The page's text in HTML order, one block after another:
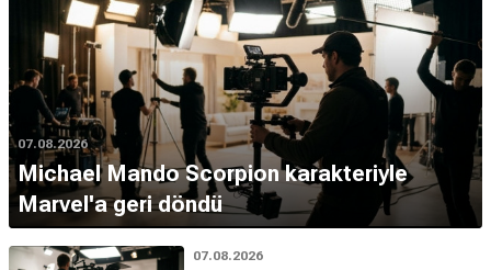
07.08.2026
Michael Mando Scorpion karakteriyle
Marvel'a geri döndü
07.08.2026